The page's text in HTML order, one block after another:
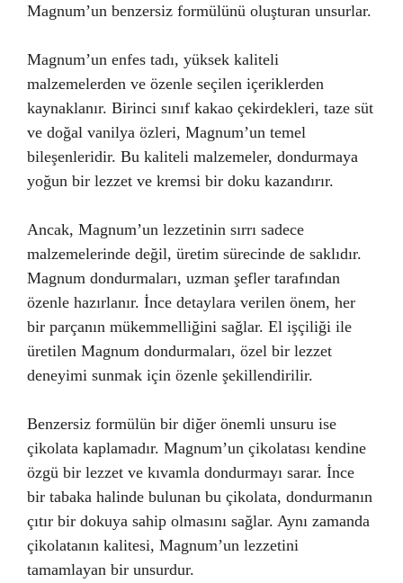
Magnum’un benzersiz formülünü oluşturan unsurlar.
Magnum’un enfes tadı, yüksek kaliteli
malzemelerden ve özenle seçilen içeriklerden
kaynaklanır. Birinci sınıf kakao çekirdekleri, taze süt
ve doğal vanilya özleri, Magnum’un temel
bileşenleridir. Bu kaliteli malzemeler, dondurmaya
yoğun bir lezzet ve kremsi bir doku kazandırır.
Ancak, Magnum’un lezzetinin sırrı sadece
malzemelerinde değil, üretim sürecinde de saklıdır.
Magnum dondurmaları, uzman şefler tarafından
özenle hazırlanır. İnce detaylara verilen önem, her
bir parçanın mükemmelliğini sağlar. El işçiliği ile
üretilen Magnum dondurmaları, özel bir lezzet
deneyimi sunmak için özenle şekillendirilir.
Benzersiz formülün bir diğer önemli unsuru ise
çikolata kaplamadır. Magnum’un çikolatası kendine
özgü bir lezzet ve kıvamla dondurmayı sarar. İnce
bir tabaka halinde bulunan bu çikolata, dondurmanın
çıtır bir dokuya sahip olmasını sağlar. Aynı zamanda
çikolatanın kalitesi, Magnum’un lezzetini
tamamlayan bir unsurdur.